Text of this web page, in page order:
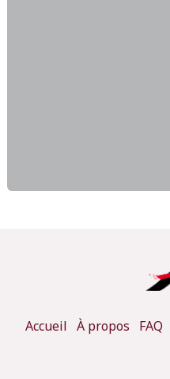
Accueil À propos FAQ